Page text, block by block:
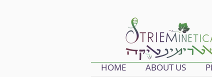
HOME ABOUT US